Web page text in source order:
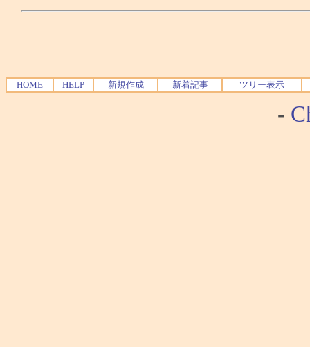
HOME HELP 新規作成 新着記事 ツリー表示
-